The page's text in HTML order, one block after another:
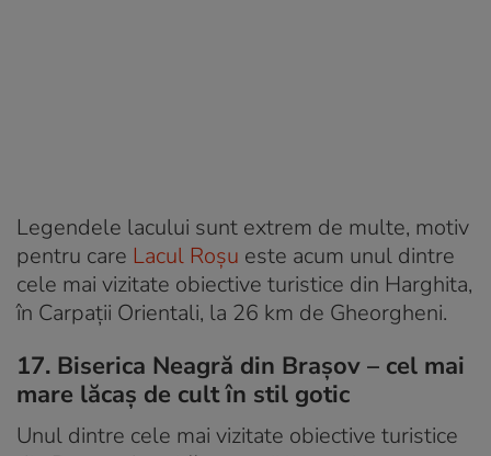
Legendele lacului sunt extrem de multe, motiv
pentru care Lacul Roșu este acum unul dintre
cele mai vizitate obiective turistice din Harghita,
în Carpații Orientali, la 26 km de Gheorgheni.
17. Biserica Neagră din Brașov – cel mai
mare lăcaș de cult în stil gotic
Unul dintre cele mai vizitate obiective turistice